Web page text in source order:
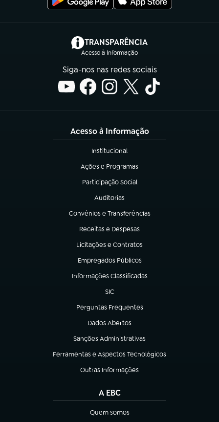
TRANSPARÊNCIA
Acesso à Informação
(abre em nova aba)
Siga-nos nas redes sociais
Acesso à Informação
Institucional
(abre em nova aba)
Ações e Programas
(abre em nova aba)
Participação Social
(abre em nova aba)
Auditorias
(abre em nova aba)
Convênios e Transferências
(abre em nova aba)
Receitas e Despesas
(abre em nova aba)
Licitações e Contratos
(abre em nova aba)
Empregados Públicos
(abre em nova aba)
Informações Classificadas
(abre em nova aba)
SIC
(abre em nova aba)
Perguntas Frequentes
(abre em nova aba)
Dados Abertos
(abre em nova aba)
Sanções Administrativas
(abre em nova aba)
Ferramentas e Aspectos Tecnológicos
(abre em nova aba)
Outras Informações
(abre em nova aba)
A EBC
Quem somos
(abre em nova aba)